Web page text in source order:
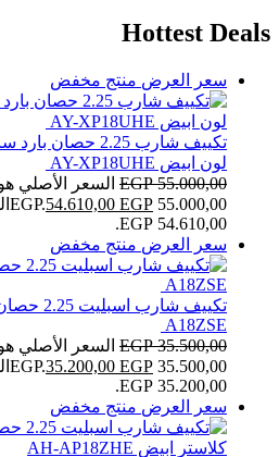
Hottest Deals
سعر العرض منتج مخفض
تكييف شارب 2.25
لون ابيض AY-XP18UHE
55.000,00
EGP السعر الأصلي
55.000,00 EGP.
54.610,00 EGP
54.610,00 EGP.
سعر العرض منتج مخفض
A18ZSE
35.500,00
EGP السعر الأصلي
35.500,00 EGP.
35.200,00 EGP
35.200,00 EGP.
سعر العرض منتج مخفض